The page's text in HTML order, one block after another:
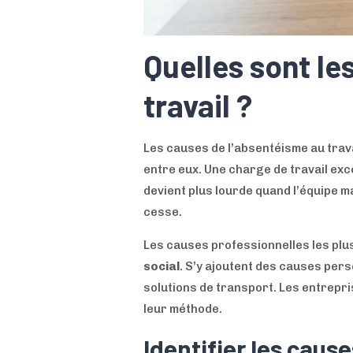
Quelles sont
travail ?
Les causes de l’absentéisme au
entre eux. Une charge de travail
devient plus lourde quand l’équipe
cesse.
Les causes professionnelles les
social. S’y ajoutent des causes
solutions de transport. Les
leur méthode.